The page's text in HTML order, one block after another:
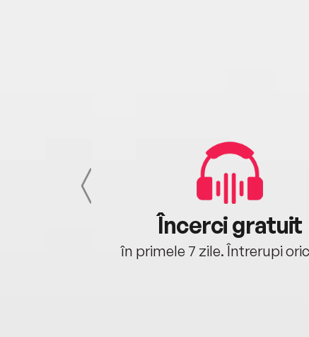
Încerci gratuit
în primele 7 zile. Întrerupi